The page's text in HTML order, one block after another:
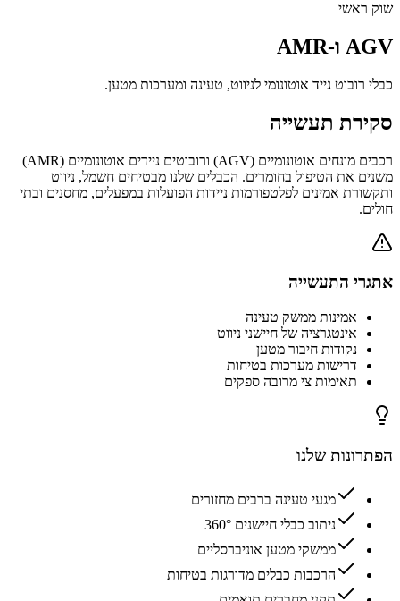
שוק ראשי
AGV ו-AMR
כבלי רובוט נייד אוטונומי לניווט, טעינה ומערכות מטען.
סקירת תעשייה
רכבים מונחים אוטונומיים (AGV) ורובוטים ניידים אוטונומיים (AMR)
משנים את הטיפול בחומרים. הכבלים שלנו מבטיחים חשמל, ניווט
ותקשורת אמינים לפלטפורמות ניידות הפועלות במפעלים, מחסנים ובתי
חולים.
אתגרי התעשייה
אמינות ממשק טעינה
אינטגרציה של חיישני ניווט
נקודות חיבור מטען
דרישות מערכות בטיחות
תאימות צי מרובה ספקים
הפתרונות שלנו
מגעי טעינה ברבים מחזורים
ניתוב כבלי חיישנים 360°
ממשקי מטען אוניברסליים
הרכבות כבלים מדורגות בטיחות